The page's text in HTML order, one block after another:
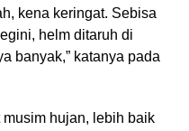
kena keringat. Sebisa
helm ditaruh di
banyak,” katanya pada
hujan, lebih baik